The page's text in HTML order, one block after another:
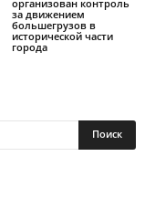
организован контроль
за движением
большегрузов в
исторической части
города